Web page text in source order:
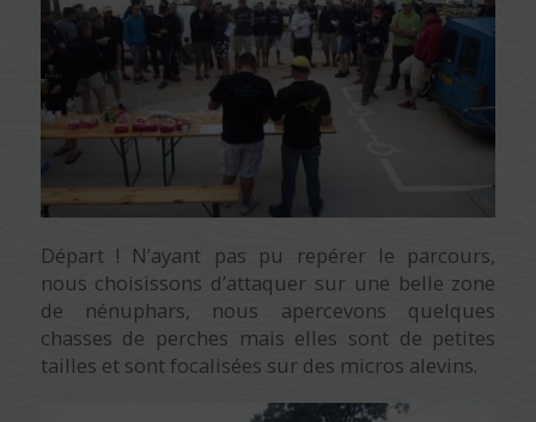
Départ ! N’ayant pas pu repérer le parcours,
nous choisissons d’attaquer sur une belle zone
de nénuphars, nous apercevons quelques
chasses de perches mais elles sont de petites
tailles et sont focalisées sur des micros alevins.